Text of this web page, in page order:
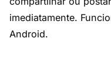
imediatamente.
Android.